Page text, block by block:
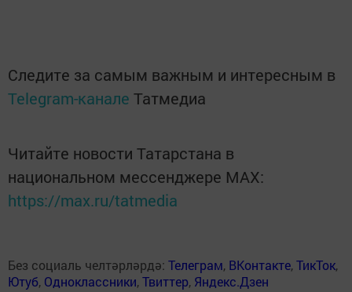
Следите за самым важным и интересным в
Telegram-канале Татмедиа
Читайте новости Татарстана в
национальном мессенджере MАХ:
https://max.ru/tatmedia
Без социаль челтәрләрдә: Телеграм, ВКонтакте,ТикТок,
Ютуб, Одноклассники,Твиттер, Яндекс.Дзен